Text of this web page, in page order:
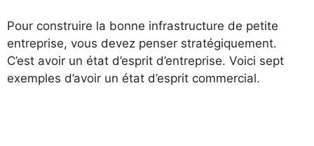
Pour construire la bonne infrastructure de petite
entreprise, vous devez penser stratégiquement.
C’est avoir un état d’esprit d’entreprise. Voici sept
exemples d’avoir un état d’esprit commercial.